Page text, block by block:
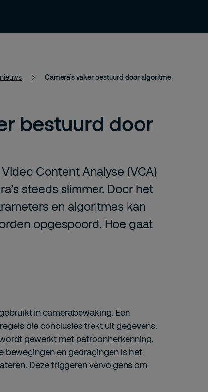
Beveiligingstrends & nieuws
Camera’s vaker bestuurd door algoritme
bestuurd door
Content Analyse (VCA)
steeds slimmer. Door het
en algoritmes kan
opgespoord. Hoe gaat
in camerabewaking. Een
die conclusies trekt uit gegevens.
gewerkt met patroonherkenning.
bewegingen en gedragingen is het
Deze triggeren vervolgens om